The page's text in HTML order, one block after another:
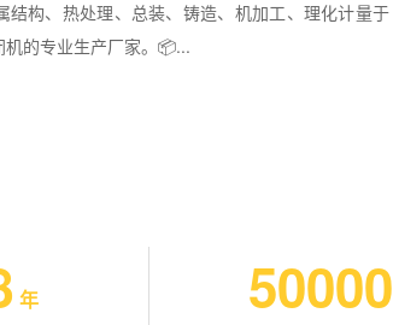
结构、热处理、总装、铸造、机加工、理化计量于
的专业生产厂家。📦...
年 50000